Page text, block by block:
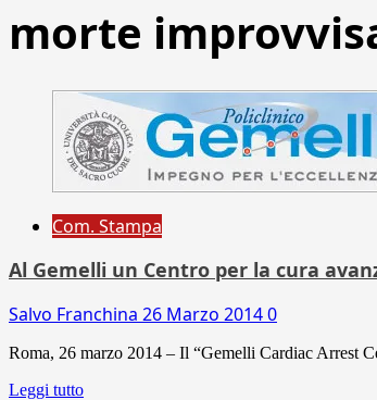
morte
Com. Stampa
Al Gemelli un Centro per la cura
Salvo Franchina 26 Marzo 20140
Roma, 26 marzo 2014 – Il “Gemelli Cardiac Arrest
Leggi tutto